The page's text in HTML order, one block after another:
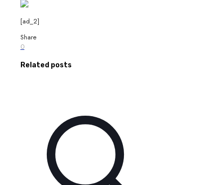
[ad_2]
Share
0
Related posts